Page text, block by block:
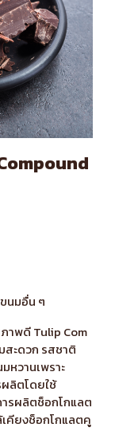
นมอื่น ๆ
าพดีTulip Com
สะดวก รสชาติ
หวานเพราะ
ลิตโดยใช้
รผลิตช็อกโกแลต
คียงช็อกโกแลตคู